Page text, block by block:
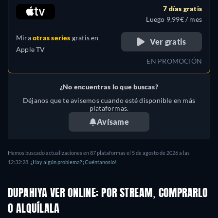
Miraotras series gratis en
Apple TV
7 días gratis
Luego 9,99€ / mes
Ver gratis
EN PROMOCIÓN
¿No encuentras lo que buscas?
Déjanos que te avisemos cuando esté disponible en más
plataformas.
Avísame
Hemos buscado actualizaciones en 87 plataformas el 5 de agosto de 2026 a las
12:32:28. ¿Hay algún problema? ¡Cuéntanoslo!
DUPAHIYA VER ONLINE: POR STREAM, COMPRARLO
O ALQUÍLALA